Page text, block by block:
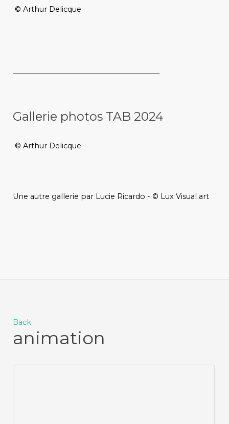
© Arthur Delicque
Gallerie photos TAB 2024
© Arthur Delicque
Une autre gallerie par Lucie Ricardo - © Lux Visual art
Back
animation